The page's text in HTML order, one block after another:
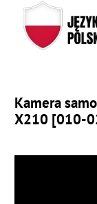
Kamera
X210 [010-